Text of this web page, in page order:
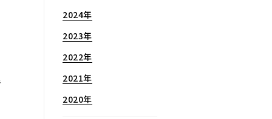
2024年
2023年
2022年
2021年
2020年